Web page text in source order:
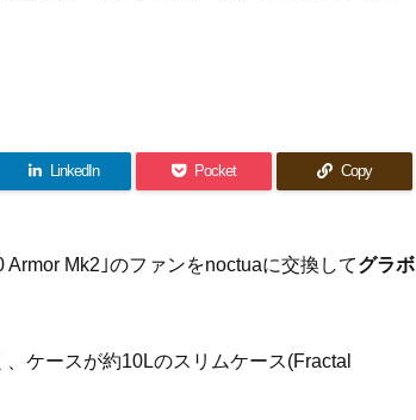
LinkedIn Pocket Copy
Mk2｣のファンをnoctuaに交換してグラボ
ケースが約10Lのスリムケース(Fractal